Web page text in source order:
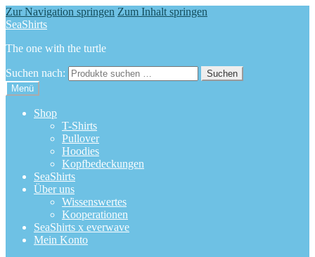
Zur Navigation springen Zum Inhalt springen
SeaShirts
The one with the turtle
Suchen nach:
Suchen
Menü
Shop
T-Shirts
Pullover
Hoodies
Kopfbedeckungen
SeaShirts
Über uns
Wissenswertes
Kooperationen
SeaShirts x everwave
Mein Konto